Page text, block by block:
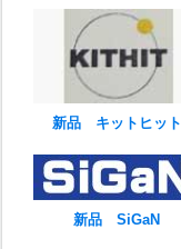
新品 キットヒット
新品 SiGaN